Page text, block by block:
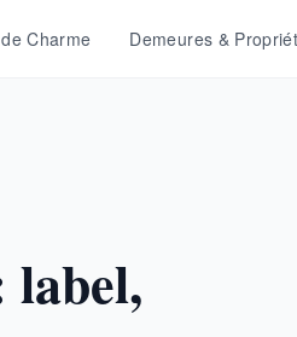
Charme Demeures &
label,